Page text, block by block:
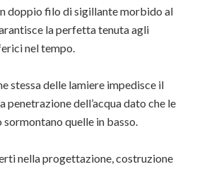
doppio filo di sigillante morbido al
la perfetta tenuta agli
nel tempo.
stessa delle lamiere impedisce il
penetrazione dell’acqua dato che le
sormontano quelle in basso.
nella progettazione, costruzione